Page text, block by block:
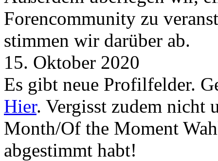
Forencommunity zu
stimmen wir darüber ab.
15. Oktober 2020
Es gibt neue Profilfelder.
Hier. Vergisst zudem nicht
Month/Of the Moment
abgestimmt habt!